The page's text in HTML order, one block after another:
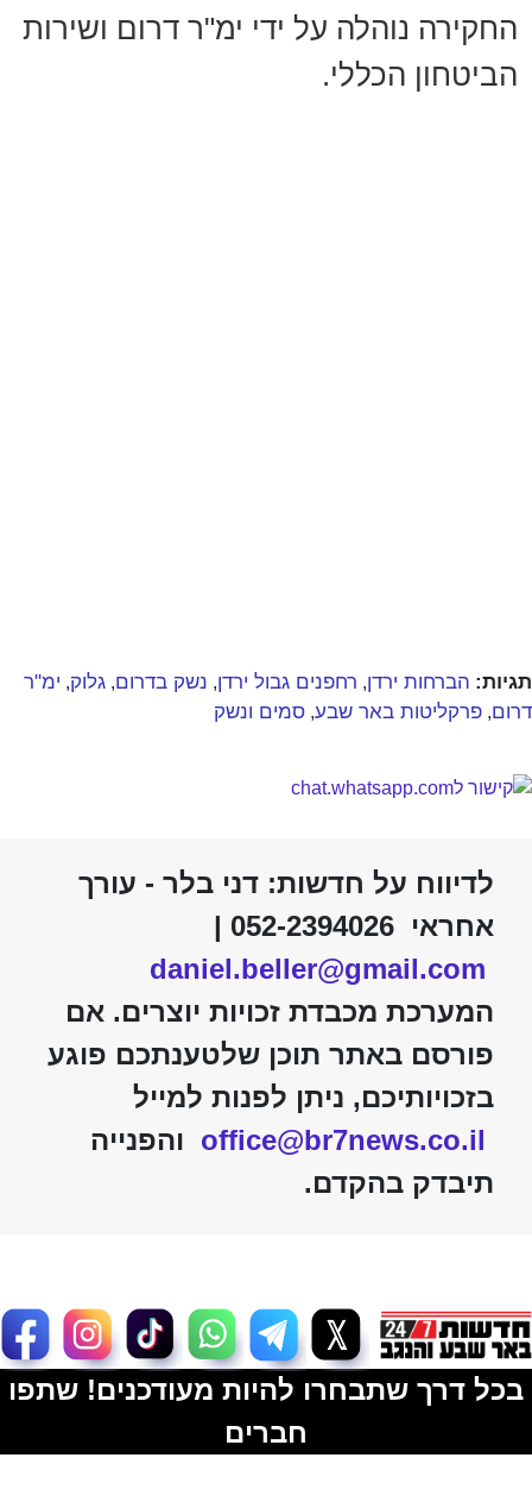
החקירה נוהלה על ידי ימ"ר דרום ושירות
הביטחון הכללי.
תגיות: הברחות ירדן, רחפנים גבול ירדן, נשק בדרום, גלוק, ימ"ר
דרום, פרקליטות באר שבע, סמים ונשק
לדיווח על חדשות: דני בלר - עורך
אחראי 052-2394026 |
daniel.beller@gmail.com
המערכת מכבדת זכויות יוצרים. אם
פורסם באתר תוכן שלטענתכם פוגע
בזכויותיכם, ניתן לפנות למייל
office@br7news.co.il והפנייה
תיבדק בהקדם.
בכל דרך שתבחרו להיות מעודכנים! שתפו
חברים